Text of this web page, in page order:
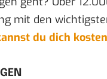
mit den
du dich